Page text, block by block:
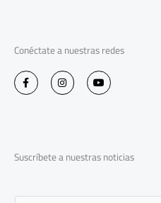
Conéctate a nuestras redes
F
a
c
-
f
I
n
s
m
Y
o
u
Suscríbete a nuestras noticias